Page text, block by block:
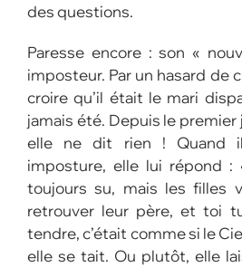
des questions.
Paresse encore : son «
imposteur. Par un hasard de
croire qu’il était le mari
jamais été. Depuis le
elle ne dit rien ! Quand
imposture, elle lui répond :
toujours su, mais les filles
retrouver leur père, et toi
tendre, c’était comme si le
elle se tait. Ou plutôt, elle